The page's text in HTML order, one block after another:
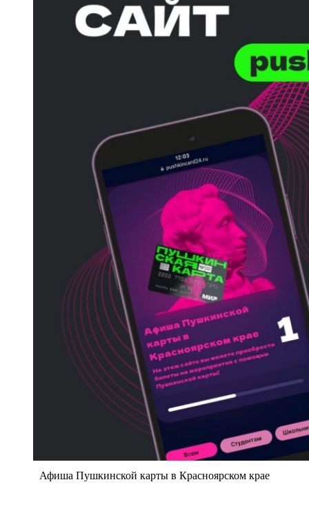
Афиша Пушкинской карты в Красноярском крае